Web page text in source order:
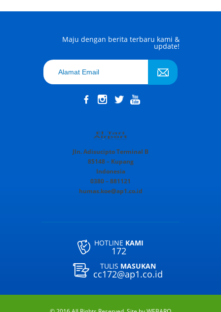
Maju dengan berita terbaru kami &
update!
Jln. Adisucipto Terminal B
85148 – Kupang
Indonesia
0380 – 881121
humas.koe@ap1.co.id
HOTLINE KAMI
172
TULIS MASUKAN
cc172@ap1.co.id